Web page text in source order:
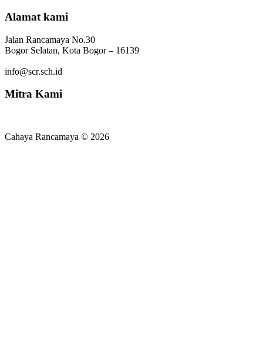
Alamat kami
Jalan Rancamaya No.30
Bogor Selatan, Kota Bogor – 16139
info@scr.sch.id
Mitra Kami
Cahaya Rancamaya © 2026